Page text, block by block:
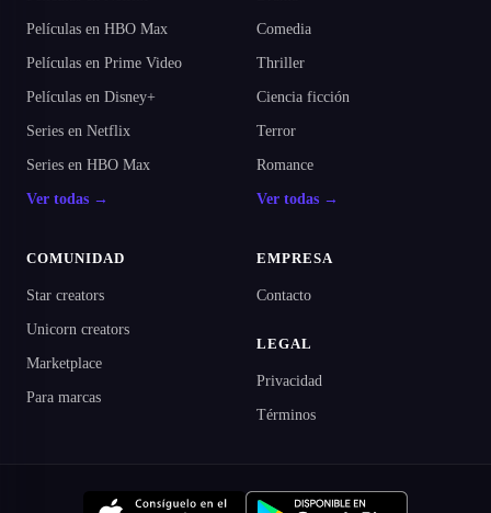
Películas en HBO Max
Películas en Prime Video
Películas en Disney+
Series en Netflix
Series en HBO Max
Ver todas →
Comedia
Thriller
Ciencia ficción
Terror
Romance
Ver todas →
COMUNIDAD
Star creators
Unicorn creators
Marketplace
Para marcas
EMPRESA
Contacto
LEGAL
Privacidad
Términos